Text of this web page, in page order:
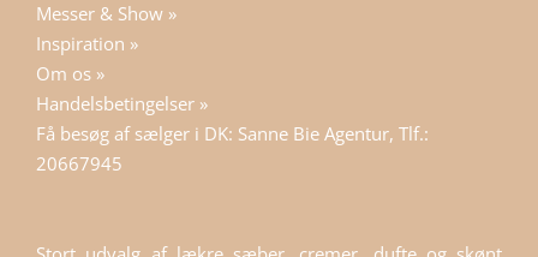
Messer & Show »
Inspiration »
Om os »
Handelsbetingelser »
Få besøg af sælger i DK: Sanne Bie Agentur, Tlf.:
20667945